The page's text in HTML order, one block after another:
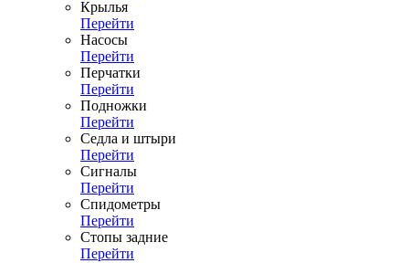
Крылья
Перейти
Насосы
Перейти
Перчатки
Перейти
Подножки
Перейти
Седла и штыри
Перейти
Сигналы
Перейти
Спидометры
Перейти
Стопы задние
Перейти